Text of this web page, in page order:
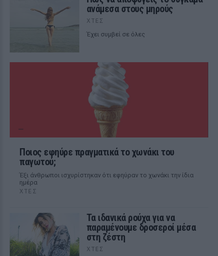
ανάμεσα στους μηρούς
ΧΤΕΣ
Έχει συμβεί σε όλες
Ποιος εφηύρε πραγματικά το χωνάκι του
παγωτού;
Έξι άνθρωποι ισχυρίστηκαν ότι εφηύραν το χωνάκι την ίδια
ημέρα
ΧΤΕΣ
Τα ιδανικά ρούχα για να
παραμένουμε δροσεροί μέσα
στη ζέστη
ΧΤΕΣ